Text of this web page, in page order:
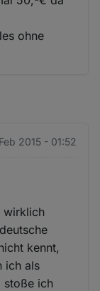
ohne
2015 - 01:52
wirklich
kennt,
ich als
stoße ich